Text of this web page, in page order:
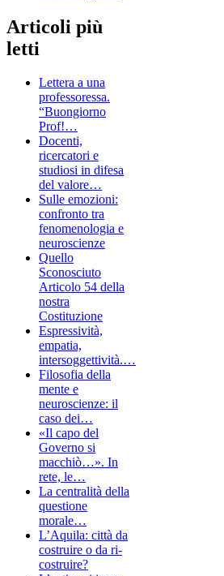
Articoli più
letti
Lettera a una
professoressa.
“Buongiorno
Prof!…
Docenti,
ricercatori e
studiosi in difesa
del valore…
Sulle emozioni:
confronto tra
fenomenologia e
neuroscienze
Quello
Sconosciuto
Articolo 54 della
nostra
Costituzione
Espressività,
empatia,
intersoggettività.…
Filosofia della
mente e
neuroscienze: il
caso dei…
«Il capo del
Governo si
macchiò…». In
rete, le…
La centralità della
questione
morale…
L’Aquila: città da
costruire o da ri-
costruire?